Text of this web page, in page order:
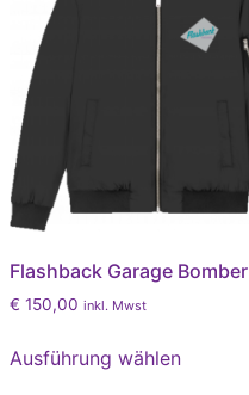
Flashback Garage Bomber
€ 150,00 inkl. Mwst
Ausführung wählen